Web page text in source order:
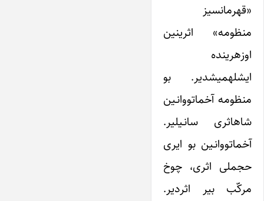
«قهرمان‎سیز
منظومه» اثری‎نین
اوزه‎رینده
ایشله‎میشدیر. بو
منظومه‎ آخماتووانـین
شاه‎اثری سانـیلیر.
آخماتووانـین بو ایری
حجملی اثری، چوخ
مرکّب بیر اثردیر.